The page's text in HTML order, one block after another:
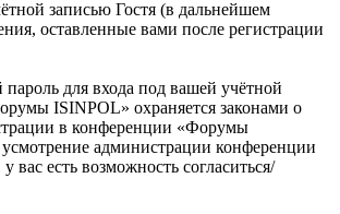
записью Гостя (в дальнейшем
оставленные вами после регистрации
для входа под вашей учётной
ISINPOL» охраняется законами о
в конференции «Форумы
администрации конференции
есть возможность согласиться/